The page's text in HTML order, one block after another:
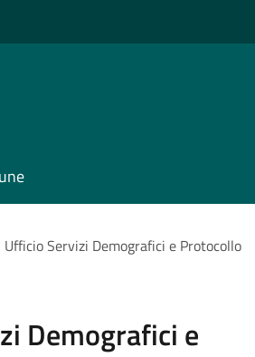
Servizi Demografici e Protocollo
Demografici e